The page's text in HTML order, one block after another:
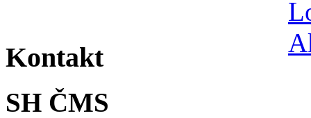
Kontakt
SH ČMS